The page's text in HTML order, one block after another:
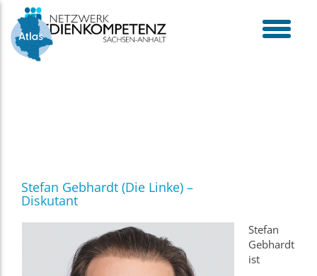
toggle
menu
Skip
content
Stefan Gebhardt (Die Linke) –
Diskutant
Stefan
Gebhardt
ist